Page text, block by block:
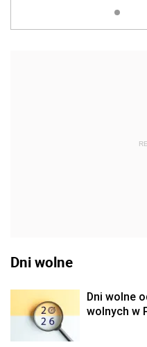
Dni wolne
Dni wolne
wolnych w